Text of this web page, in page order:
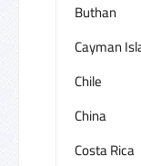
Buthan
Cayman
Chile
China
Costa Rica